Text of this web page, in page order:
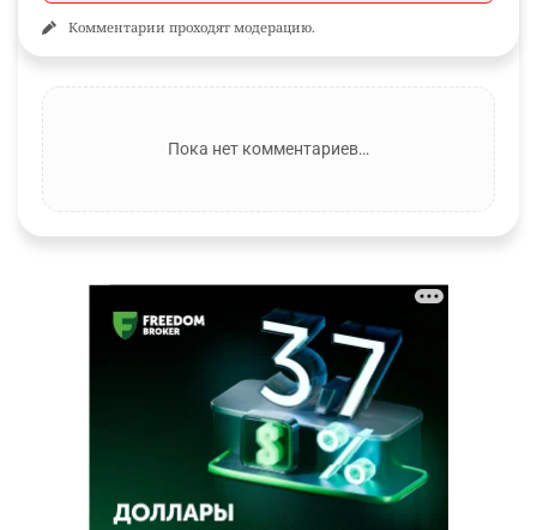
Комментарии проходят модерацию.
Пока нет комментариев…